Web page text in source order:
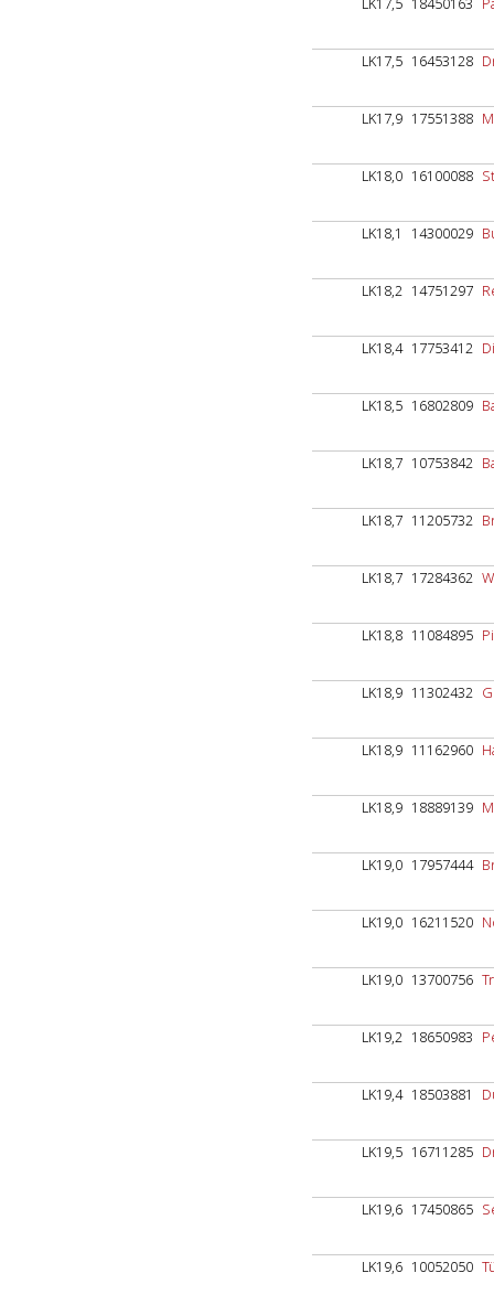
LK17,5 16453128
LK17,9 17551388
LK18,0 16100088
LK18,1 14300029
LK18,2 14751297
LK18,4 17753412
LK18,5 16802809
LK18,7 10753842
LK18,7 11205732
LK18,7 17284362
LK18,8 11084895
LK18,9 11302432
LK18,9 11162960
LK18,9 18889139
LK19,0 17957444
LK19,0 16211520
LK19,0 13700756
LK19,2 18650983
LK19,4 18503881
LK19,5 16711285
LK19,6 17450865
LK19,6 10052050